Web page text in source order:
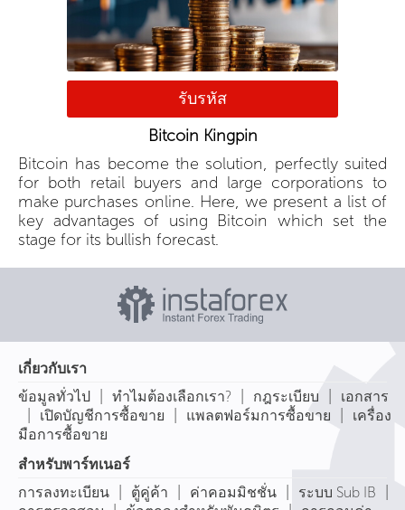
รับรหัส
Bitcoin Kingpin
Bitcoin has become the solution, perfectly suited
for both retail buyers and large corporations to
make purchases online. Here, we present a list of
key advantages of using Bitcoin which set the
stage for its bullish forecast.
เกี่ยวกับเรา
ข้อมูลทั่วไป
ทำไมต้องเลือกเรา? กฎระเบียบ เอกสาร
เปิดบัญชีการซื้อขาย แพลตฟอร์มการซื้อขาย
เครื่อง
มือการซื้อขาย
สำหรับพาร์ทเนอร์
การลงทะเบียน
ตู้คู่ค้า ค่าคอมมิชชั่น ระบบ Sub IB